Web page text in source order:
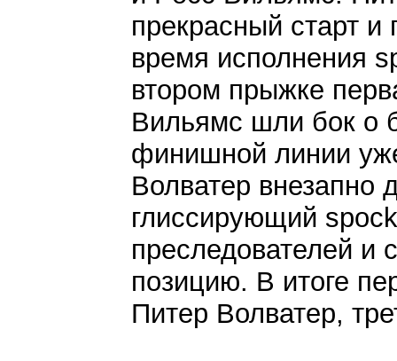
прекрасный старт
время исполнения
втором прыжке
Вильямс шли бок о
финишной линии
Волватер внезапно
глиссирующий
преследователей и
позицию. В итоге
Питер Волватер,